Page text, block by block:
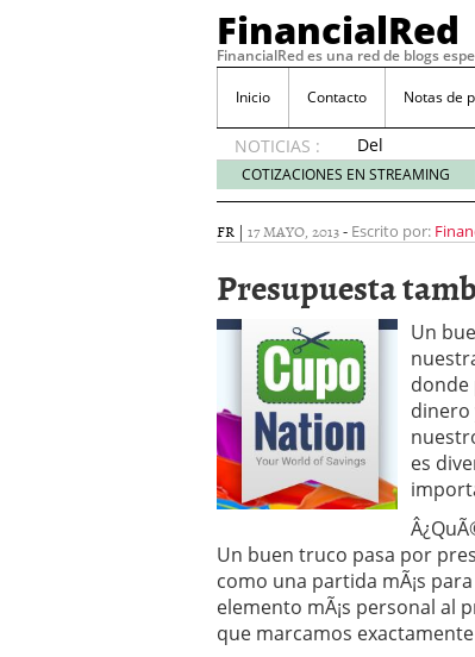
FinancialRed
FinancialRed es una red de blogs
Inicio Contacto Notas de
NOTICIAS :
Del
depósito
a la
cómo
cambiando
gestión
del
ahorro
en
España
05/08/2026
Seguros de
descubren
ReseÃ±a de
Operar 29/06/
Crear empresa
29/05/2026
CÃ³mo afrontar
26/05/2026
COTIZACIONES EN STREAMING
FR | 17 MAYO, 2013- Escrito por:
Presupuesta
Un
donde
dinero
es
Un buen truco pasa por
como una partida mÃ¡s
elemento mÃ¡s personal al
que marcamos